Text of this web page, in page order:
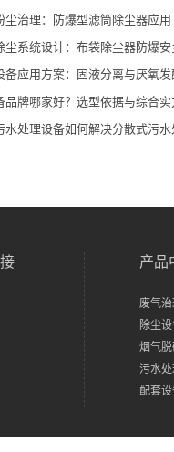
尘治理：防爆型滤筒除尘器应用
尘系统设计：布袋除尘器防爆安
备应用方案：固液分离与厌氧发
品牌哪家好？选型依据与综合
处理设备如何解决分散式污水
产品
废气
除尘
烟气
污水
配套